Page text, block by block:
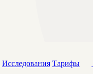
Исследования Тарифы